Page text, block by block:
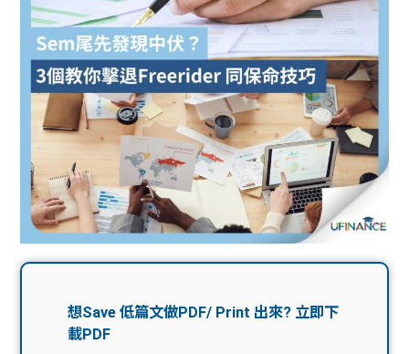
機
學生
故事
分享
大學
生學
生筍
工推
介
搵工
Gui
de
學生
福利
uFina
nce
校園
贊助
聯絡
我們